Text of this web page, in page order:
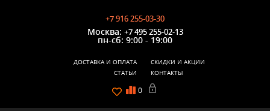
+7 916 255-03-30
Москва: +7 495 255-02-13
пн-сб: 9:00 - 19:00
0
ДОСТАВКА И ОПЛАТА
СКИДКИ И АКЦИИ
СТАТЬИ
КОНТАКТЫ